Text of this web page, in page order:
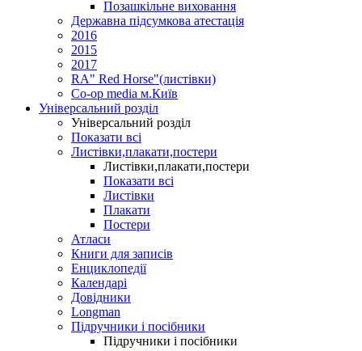
Позашкільне виховання
Державна підсумкова атестація
2016
2015
2017
RA" Red Horse"(листівки)
Co-op media м.Київ
Універсальний розділ
Універсальний розділ
Показати всі
Листівки,плакати,постери
Листівки,плакати,постери
Показати всі
Листівки
Плакати
Постери
Атласи
Книги для записів
Енциклопедії
Календарі
Довідники
Longman
Підручники і посібники
Підручники і посібники